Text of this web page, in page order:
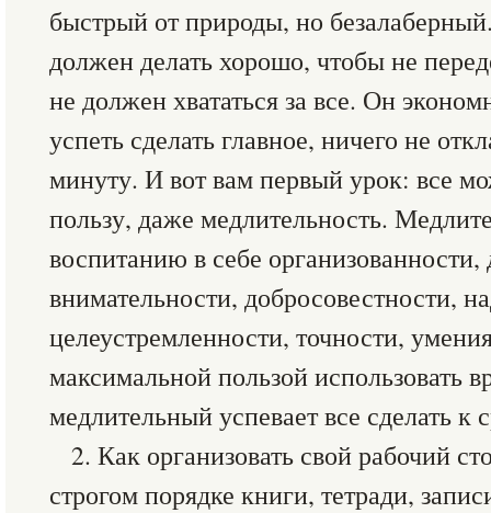
быстрый от природы, но
должен делать хорошо, чтобы не
не должен хвататься за все. Он
успеть сделать главное, ничего не
минуту. И вот вам первый урок: все
пользу, даже медлительность.
воспитанию в себе
внимательности, добросовестности,
целеустремленности, точности,
максимальной пользой использовать
медлительный успевает все сделать к
2. Как организовать свой рабочий
строгом порядке книги, тетради,